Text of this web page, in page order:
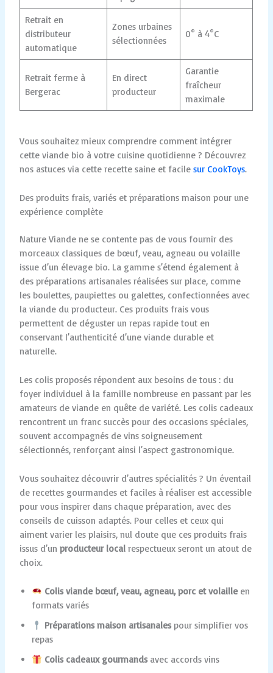
Retrait en
distributeur
automatique
Zones urbaines
sélectionnées
0° à 4°C
Retrait ferme à
Bergerac
En direct
producteur
Garantie
fraîcheur
maximale
Vous souhaitez mieux comprendre comment intégrer
cette viande bio à votre cuisine quotidienne ? Découvrez
nos astuces via cette recette saine et facilesur CookToys.
Des produits frais, variés et préparations maison pour une
expérience complète
Nature Viande ne se contente pas de vous fournir des
morceaux classiques de bœuf, veau, agneau ou volaille
issue d’un élevage bio. La gamme s’étend également à
des préparations artisanales réalisées sur place, comme
les boulettes, paupiettes ou galettes, confectionnées avec
la viande du producteur. Ces produits frais vous
permettent de déguster un repas rapide tout en
conservant l’authenticité d’une viande durable et
naturelle.
Les colis proposés répondent aux besoins de tous : du
foyer individuel à la famille nombreuse en passant par les
amateurs de viande en quête de variété. Les colis cadeaux
rencontrent un franc succès pour des occasions spéciales,
souvent accompagnés de vins soigneusement
sélectionnés, renforçant ainsi l’aspect gastronomique.
Vous souhaitez découvrir d’autres spécialités ? Un éventail
de recettes gourmandes et faciles à réaliser est accessible
pour vous inspirer dans chaque préparation, avec des
conseils de cuisson adaptés. Pour celles et ceux qui
aiment varier les plaisirs, nul doute que ces produits frais
issus d’unproducteur local respectueux seront un atout de
choix.
Colis viande bœuf, veau, agneau, porc et volailleen
formats variés
Préparations maison artisanalespour simplifier vos
repas
Colis cadeaux gourmandsavec accords vins